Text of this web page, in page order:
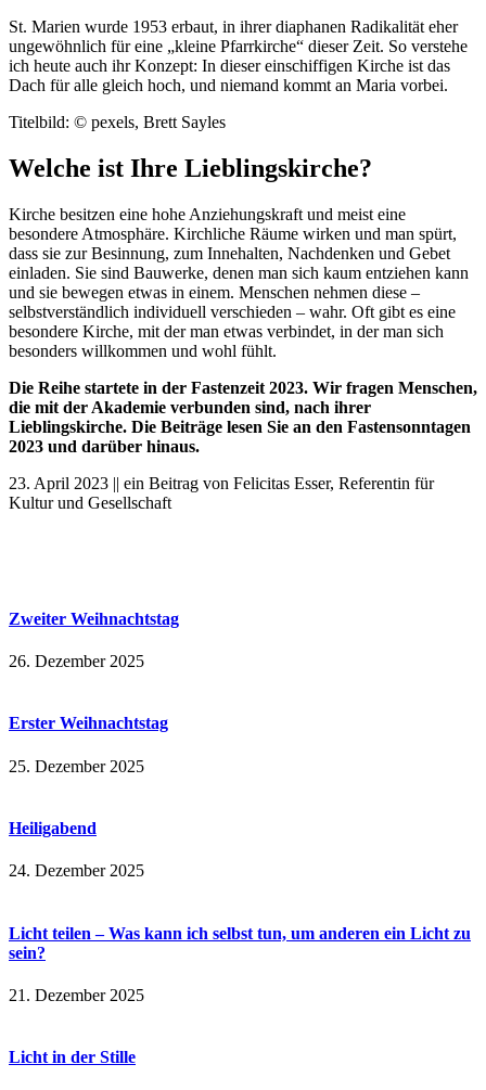
St. Marien wurde 1953 erbaut, in ihrer diaphanen Radikalität eher
ungewöhnlich für eine „kleine Pfarrkirche“ dieser Zeit. So verstehe
ich heute auch ihr Konzept: In dieser einschiffigen Kirche ist das
Dach für alle gleich hoch, und niemand kommt an Maria vorbei.
Titelbild: © pexels, Brett Sayles
Welche ist Ihre Lieblingskirche?
Kirche besitzen eine hohe Anziehungskraft und meist eine
besondere Atmosphäre. Kirchliche Räume wirken und man spürt,
dass sie zur Besinnung, zum Innehalten, Nachdenken und Gebet
einladen. Sie sind Bauwerke, denen man sich kaum entziehen kann
und sie bewegen etwas in einem. Menschen nehmen diese –
selbstverständlich individuell verschieden – wahr. Oft gibt es eine
besondere Kirche, mit der man etwas verbindet, in der man sich
besonders willkommen und wohl fühlt.
Die Reihe startete in der Fastenzeit 2023. Wir fragen Menschen,
die mit der Akademie verbunden sind, nach ihrer
Lieblingskirche. Die Beiträge lesen Sie an den Fastensonntagen
2023 und darüber hinaus.
23. April 2023 || ein Beitrag von Felicitas Esser, Referentin für
Kultur und Gesellschaft
Zweiter Weihnachtstag
26. Dezember 2025
Erster Weihnachtstag
25. Dezember 2025
Heiligabend
24. Dezember 2025
Licht teilen – Was kann ich selbst tun, um anderen ein Licht zu
sein?
21. Dezember 2025
Licht in der Stille